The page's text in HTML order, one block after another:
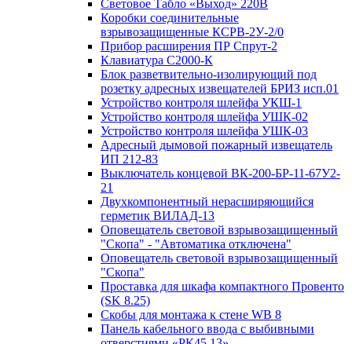
Световое Табло «Выход» 220В
Коробки соединительные
взрывозащищенные КСРВ-2У-2/0
Прибор расширения ПР Спрут-2
Клавиатура С2000-К
Блок разветвительно-изолирующий под
розетку адресных извещателей БРИЗ исп.01
Устройство контроля шлейфа УКШ-1
Устройство контроля шлейфа УШК-02
Устройство контроля шлейфа УШК-03
Адресный дымовой пожарный извещатель
ИП 212-83
Выключатель концевой ВК-200-БР-11-67У2-
21
Двухкомпонентный нерасширяющийся
герметик ВИЛАД-13
Оповещатель световой взрывозащищенный
"Скопа" - "Автоматика отключена"
Оповещатель световой взрывозащищенный
"Скопа"
Проставка для шкафа компактного Провенто
(SK 8.25)
Скобы для монтажа к стене WB 8
Панель кабельного ввода с выбивными